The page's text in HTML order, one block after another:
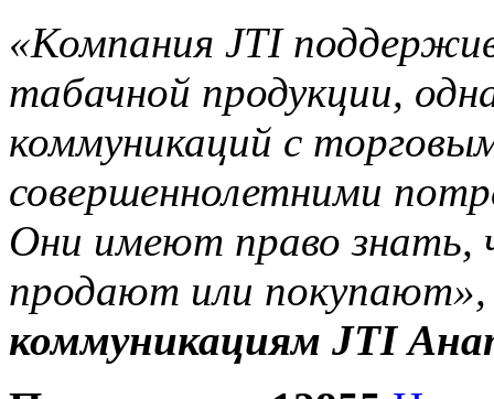
«Компания JTI
табачной продукции,
коммуникаций с
совершеннолетними
Они имеют право знать,
продают или покупают»,
коммуникациям JTI